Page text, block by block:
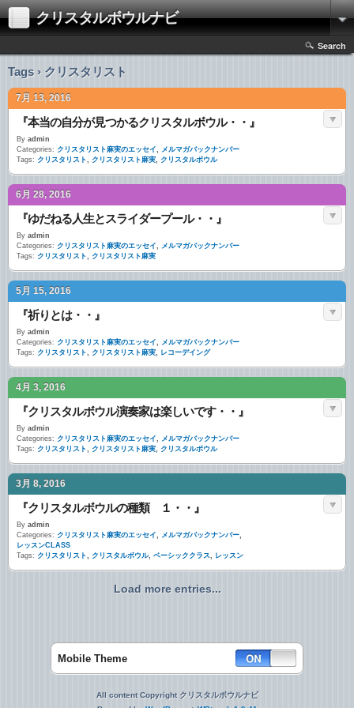
クリスタルボウルナビ
Search
Tags › クリスタリスト
7月 13, 2016
『本当の自分が見つかるクリスタルボウル・・』
By admin
Categories: クリスタリスト麻実のエッセイ, メルマガバックナンバー
Tags: クリスタリスト, クリスタリスト麻実, クリスタルボウル
6月 28, 2016
『ゆだねる人生とスライダープール・・』
By admin
Categories: クリスタリスト麻実のエッセイ, メルマガバックナンバー
Tags: クリスタリスト, クリスタリスト麻実
5月 15, 2016
『祈りとは・・』
By admin
Categories: クリスタリスト麻実のエッセイ, メルマガバックナンバー
Tags: クリスタリスト, クリスタリスト麻実, レコーデイング
4月 3, 2016
『クリスタルボウル演奏家は楽しいです・・』
By admin
Categories: クリスタリスト麻実のエッセイ, メルマガバックナンバー
Tags: クリスタリスト, クリスタリスト麻実, クリスタルボウル
3月 8, 2016
『クリスタルボウルの種類 １・・』
By admin
Categories: クリスタリスト麻実のエッセイ, メルマガバックナンバー,
レッスンCLASS
Tags: クリスタリスト, クリスタルボウル, ベーシッククラス, レッスン
Load more entries...
Mobile Theme
All content Copyright クリスタルボウルナビ